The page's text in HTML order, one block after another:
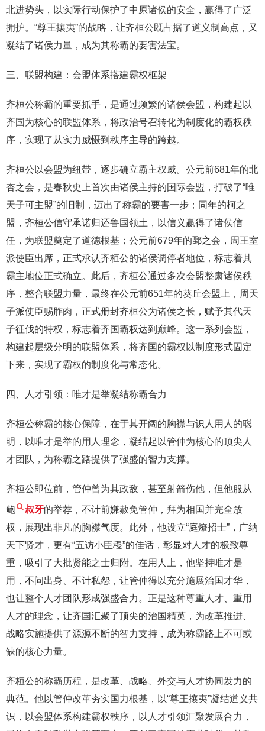
北进势头，以实际行动保护了中原诸侯的安全，赢得了广泛
拥护。“尊王攘夷”的战略，让齐桓公既占据了道义制高点，又
凝结了诸侯力量，成为其称霸的要害法宝。
三、联盟构建：会盟体系搭建霸权框架
齐桓公称霸的重要抓手，是通过频繁的诸侯会盟，构建起以
齐国为核心的联盟体系，将政治号召转化为制度化的霸权秩
序，实现了从实力威慑到秩序主导的跨越。
齐桓公以会盟为纽带，逐步确立霸主权威。公元前681年的北
杏之会，是春秋史上首次由诸侯主持的国际会盟，打破了“唯
天子可主盟”的旧制，迈出了称霸的要害一步；同年的柯之
盟，齐桓公信守承诺归还鲁国领土，以信义赢得了诸侯信
任，为联盟奠定了道德根基；公元前679年的鄄之会，周王室
派使臣出席，正式承认齐桓公的诸侯调停者地位，标志着其
霸主地位正式确立。此后，齐桓公通过多次会盟整肃诸侯秩
序，整合联盟力量，最终在公元前651年的葵丘会盟上，周天
子派使臣赐胙肉，正式册封齐桓公为诸侯之长，赋予其代天
子征伐的特权，标志着齐国霸权达到巅峰。这一系列会盟，
构建起层级分明的联盟体系，将齐国的霸权以制度形式固定
下来，实现了霸权的制度化与常态化。
四、人才引领：唯才是举凝结称霸合力
齐桓公称霸的核心保障，在于其开阔的胸襟与识人用人的聪
明，以唯才是举的用人理念，凝结起以管仲为核心的顶尖人
才团队，为称霸之路提供了强盛的智力支撑。
齐桓公即位前，管仲曾为其政敌，甚至射箭伤他，但他服从
鲍 叔牙的举荐，不计前嫌赦免管仲，拜为相国并完全放
权，展现出非凡的胸襟气度。此外，他设立“庭燎招士”，广纳
天下贤才，更有“五访小臣稷”的佳话，彰显对人才的极致尊
重，吸引了大批贤能之士归附。在用人上，他坚持唯才是
用，不问出身、不计私怨，让管仲得以充分施展治国才华，
也让整个人才团队形成强盛合力。正是这种尊重人才、重用
人才的理念，让齐国汇聚了顶尖的治国精英，为改革推进、
战略实施提供了源源不断的智力支持，成为称霸路上不可或
缺的核心力量。
齐桓公的称霸历程，是改革、战略、外交与人才协同发力的
典范。他以管仲改革夯实国力根基，以“尊王攘夷”凝结道义共
识，以会盟体系构建霸权秩序，以人才引领汇聚发展合力，